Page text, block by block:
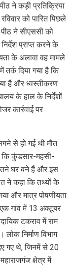
ने कड़ी प्रतिक्रिया
को पारित पिछले
ने सीएससी को
प्राप्त करने के
के अलावा वह मामले
दिया गया है कि
है और ध्वस्तीकरण
के हाल के निर्देशों
कार्रवाई पर
से हो गई थी मौत
कुंडसार-महसी-
घर बने हैं और इस
ने कहा कि तथ्यों के
और मात्र पोषणीयता
गांव में 13 अक्टूबर
टकराव में राम
निर्माण विभाग
गए थे, जिनमें से 20
क्षेत्र में